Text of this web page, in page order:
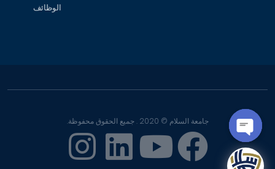
الوظائف
جامعة السلام © 2020 . جميع الحقوق محفوظة.
OPEN
CHATY